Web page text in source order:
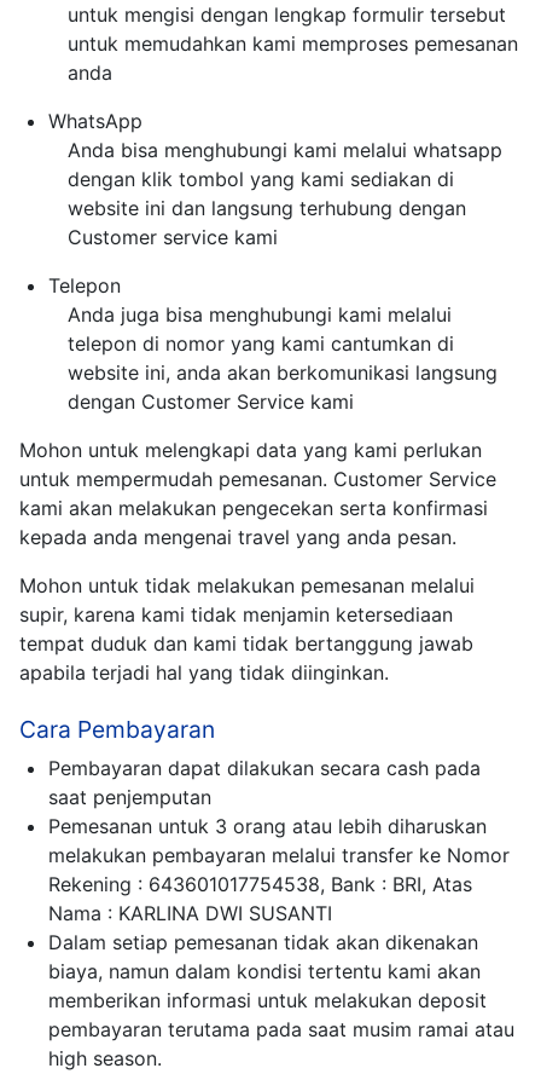
untuk mengisi dengan lengkap formulir tersebut
untuk memudahkan kami memproses pemesanan
anda
WhatsApp
Anda bisa menghubungi kami melalui whatsapp
dengan klik tombol yang kami sediakan di
website ini dan langsung terhubung dengan
Customer service kami
Telepon
Anda juga bisa menghubungi kami melalui
telepon di nomor yang kami cantumkan di
website ini, anda akan berkomunikasi langsung
dengan Customer Service kami
Mohon untuk melengkapi data yang kami perlukan
untuk mempermudah pemesanan. Customer Service
kami akan melakukan pengecekan serta konfirmasi
kepada anda mengenai travel yang anda pesan.
Mohon untuk tidak melakukan pemesanan melalui
supir, karena kami tidak menjamin ketersediaan
tempat duduk dan kami tidak bertanggung jawab
apabila terjadi hal yang tidak diinginkan.
Cara Pembayaran
Pembayaran dapat dilakukan secara cash pada
saat penjemputan
Pemesanan untuk 3 orang atau lebih diharuskan
melakukan pembayaran melalui transfer ke Nomor
Rekening : 643601017754538, Bank : BRI, Atas
Nama : KARLINA DWI SUSANTI
Dalam setiap pemesanan tidak akan dikenakan
biaya, namun dalam kondisi tertentu kami akan
memberikan informasi untuk melakukan deposit
pembayaran terutama pada saat musim ramai atau
high season.